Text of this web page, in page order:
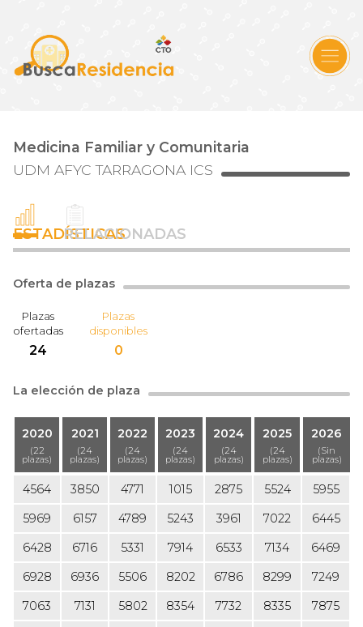
Medicina Familiar y Comunitaria
UDM AFYC TARRAGONA ICS
ESTADÍSTICAS
RELACIONADAS
Oferta de plazas
Plazas
ofertadas
24
Plazas
disponibles
0
La elección de plaza
2020
(22
plazas)
2021
(24
plazas)
2022
(24
plazas)
2023
(24
plazas)
2024
(24
plazas)
2025
(24
plazas)
2026
(Sin
plazas)
4564 3850 4771 1015 2875 5524
5955
5969
6157 4789 5243 3961 7022
6445
6428
6716 5331 7914 6533 7134
6469
6928
6936 5506 8202 6786 8299
7249
7063
7131 5802 8354 7732 8335
7875